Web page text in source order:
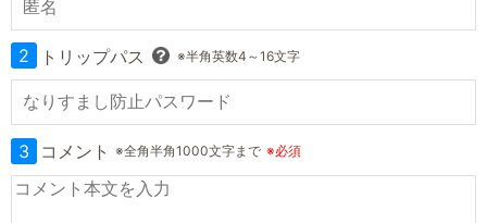
2 トリップパス ※半角英数4～16文字
3 コメント ※全角半角1000文字まで ※必須